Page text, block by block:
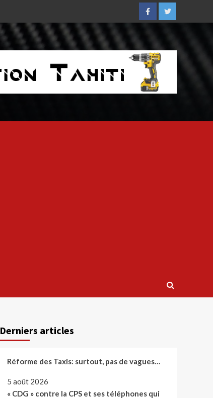
FacebookTwitter
Derniers articles
Réforme des Taxis: surtout, pas de vagues…
5 août 2026
« CDG » contre la CPS et ses téléphones qui